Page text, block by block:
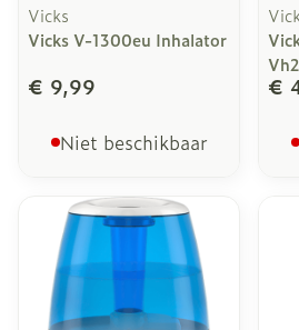
Vicks
Vicks V-1300eu Inhalator
€ 9,99
Niet beschikbaar
€